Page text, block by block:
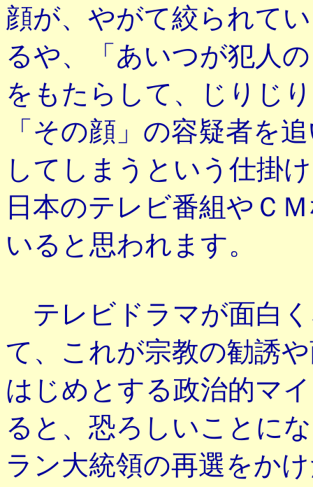
顔が、やがて絞られて
るや、「あいつが犯人
をもたらして、じりじ
「その顔」の容疑者を
してしまうという仕掛
日本のテレビ番組やＣ
いると思われます。
テレビドラマが面白
て、これが宗教の勧誘
はじめとする政治的マ
ると、恐ろしいことに
ラン大統領の再選をか